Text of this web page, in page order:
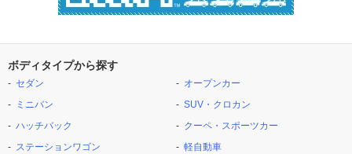
ボディタイプから探す
セダン
ミニバン
ハッチバック
ステーションワゴン
オープンカー
SUV・クロカン
クーペ・スポーツカー
軽自動車